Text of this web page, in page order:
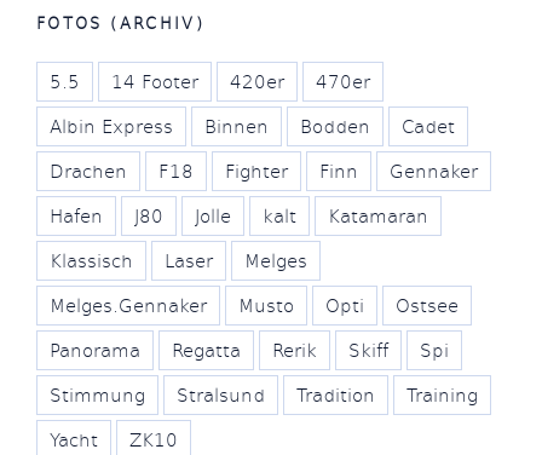
FOTOS (ARCHIV)
5.5 14 Footer 420er
470er
Albin Express
Binnen Bodden
Cadet
Drachen
F18 Fighter Finn
Gennaker
Hafen
J80 Jolle kalt
Katamaran
Klassisch
Laser
Melges
Melges.Gennaker
Musto Opti
Ostsee
Panorama
Regatta Rerik Skiff
Spi
Stimmung
Stralsund Tradition
Training
Yacht
ZK10